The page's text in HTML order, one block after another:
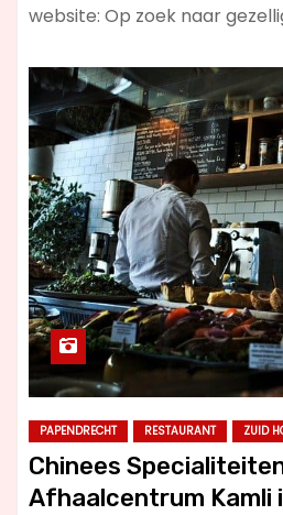
website: Op zoek naar
PAPENDRECHT RESTAURANT ZUID
Chinees
Afhaalcentrum Kamli